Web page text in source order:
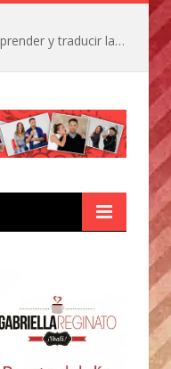
La IA está acercándonos a comprender y traducir las vocalizaciones y comportamientos de nuestras mascotas